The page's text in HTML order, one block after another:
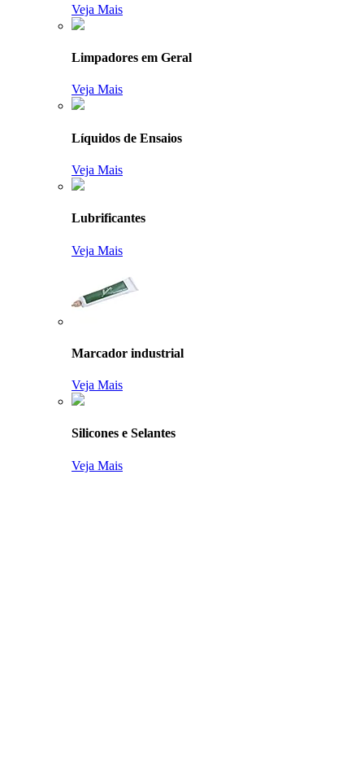
Veja Mais
Limpadores em Geral
Veja Mais
Líquidos de Ensaios
Veja Mais
Lubrificantes
Veja Mais
Marcador industrial
Veja Mais
Silicones e Selantes
Veja Mais